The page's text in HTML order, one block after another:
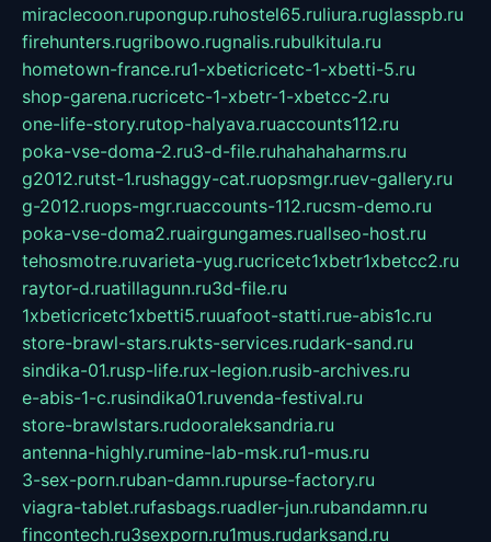
miraclecoon.rupongup.ruhostel65.ruliura.ruglasspb.ru
firehunters.rugribowo.rugnalis.rubulkitula.ru
hometown-france.ru1-xbeticricetc-1-xbetti-5.ru
shop-garena.rucricetc-1-xbetr-1-xbetcc-2.ru
one-life-story.rutop-halyava.ruaccounts112.ru
poka-vse-doma-2.ru3-d-file.ruhahahaharms.ru
g2012.rutst-1.rushaggy-cat.ruopsmgr.ruev-gallery.ru
g-2012.ruops-mgr.ruaccounts-112.rucsm-demo.ru
poka-vse-doma2.ruairgungames.ruallseo-host.ru
tehosmotre.ruvarieta-yug.rucricetc1xbetr1xbetcc2.ru
raytor-d.ruatillagunn.ru3d-file.ru
1xbeticricetc1xbetti5.ruuafoot-statti.rue-abis1c.ru
store-brawl-stars.rukts-services.rudark-sand.ru
sindika-01.rusp-life.rux-legion.rusib-archives.ru
e-abis-1-c.rusindika01.ruvenda-festival.ru
store-brawlstars.rudooraleksandria.ru
antenna-highly.rumine-lab-msk.ru1-mus.ru
3-sex-porn.ruban-damn.rupurse-factory.ru
viagra-tablet.rufasbags.ruadler-jun.rubandamn.ru
fincontech.ru3sexporn.ru1mus.rudarksand.ru